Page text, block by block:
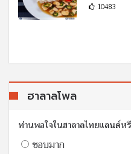
10483
ฮาลาลโพล
ท่านพอใจในฮาลาลไทยแลนด์ห
ชอบมาก